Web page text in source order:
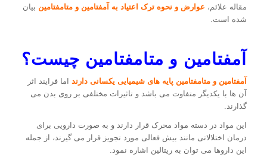
مقاله علائم، عوارض و نحوه ترک اعتیاد به آمفتامین و متامفتامین بیان
شده است.
آمفتامین و متامفتامین چیست؟
آمفتامین و متامفتامین پایه های شیمیایی یکسانی دارنداما فرایند اثر
آن ها با یکدیگر متفاوت می باشد و تاثیرات مختلفی بر روی بدن می
گذارند.
این مواد در دسته مواد محرک قرار دارند و به صورت دارویی برای
درمان اختلالاتی مانند بیش فعالی مورد تجویز قرار می گیرند، از جمله
این داروها می توان به ریتالین اشاره نمود.